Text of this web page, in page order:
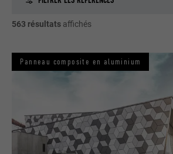
563 résultats affichés
Panneau composite en aluminium